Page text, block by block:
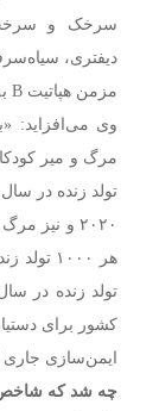
دیفتری،
مزمن هپاتیت B به کمتر از یک درصد کاهش یافته است.»
وی می‌افزاید:
ایمن‌سازی
چه شد که